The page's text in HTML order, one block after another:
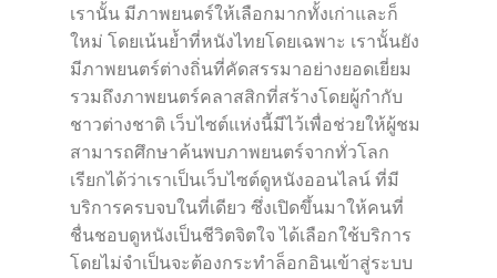
เรานั้น มีภาพยนตร์ให้เลือกมากทั้งเก่าและก็
ใหม่ โดยเน้นย้ำที่หนังไทยโดยเฉพาะ เรานั้นยัง
มีภาพยนตร์ต่างถิ่นที่คัดสรรมาอย่างยอดเยี่ยม
รวมถึงภาพยนตร์คลาสสิกที่สร้างโดยผู้กำกับ
ชาวต่างชาติ เว็บไซต์แห่งนี้มีไว้เพื่อช่วยให้ผู้ชม
สามารถศึกษาค้นพบภาพยนตร์จากทั่วโลก
เรียกได้ว่าเราเป็นเว็บไซต์ดูหนังออนไลน์ ที่มี
บริการครบจบในที่เดียว ซึ่งเปิดขึ้นมาให้คนที่
ชื่นชอบดูหนังเป็นชีวิตจิตใจ ได้เลือกใช้บริการ
โดยไม่จำเป็นจะต้องกระทำล็อกอินเข้าสู่ระบบ